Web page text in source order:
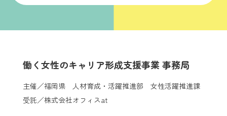
働く女性のキャリア形成支援事業 事務局
主催／福岡県 人材育成・活躍推進部 女性活躍推進課
受託／株式会社オフィスat